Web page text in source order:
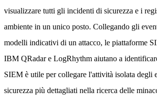
visualizzare tutti gli incidenti di sicurezza e i
ambiente in un unico posto. Collegando gli
modelli indicativi di un attacco, le piattaforme
IBM QRadar e LogRhythm aiutano a
SIEM è utile per collegare l'attività isolata degli
sicurezza più dettagliati nella ricerca delle